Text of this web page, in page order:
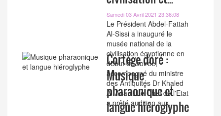
Samedi 03 Avril 2021 23:36:08
Le Président Abdel-Fattah
Al-Sissi a inauguré le
musée national de la
civilisation égyptienne en
début de soirée,
accompagné du ministre
des Antiquités Dr Khaled
Al-Anani. Le Chef de l'Etat
a prêté audition aux...
Cortège doré :
Musique
pharaonique et
langue hiéroglyphe